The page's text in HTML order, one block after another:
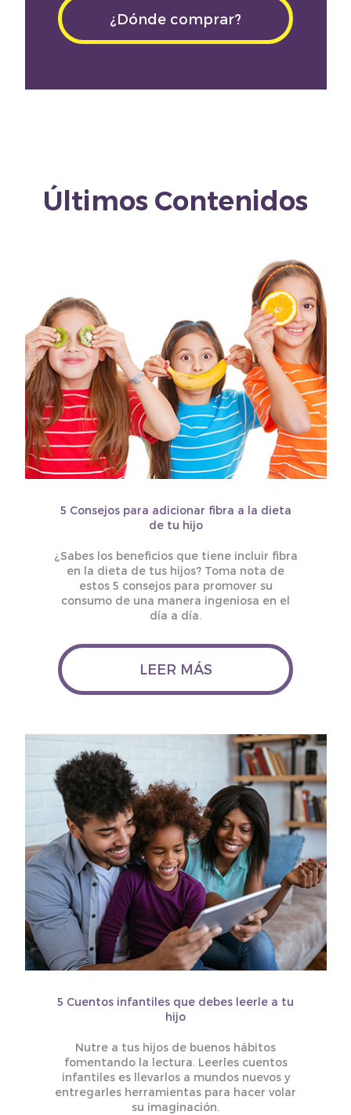
¿Dónde comprar?
Últimos Contenidos
5 Consejos para adicionar fibra a la dieta
de tu hijo
¿Sabes los beneficios que tiene incluir fibra
en la dieta de tus hijos? Toma nota de
estos 5 consejos para promover su
consumo de una manera ingeniosa en el
día a día.
LEER MÁS
5 Cuentos infantiles que debes leerle a tu
hijo
Nutre a tus hijos de buenos hábitos
fomentando la lectura. Leerles cuentos
infantiles es llevarlos a mundos nuevos y
entregarles herramientas para hacer volar
su imaginación.